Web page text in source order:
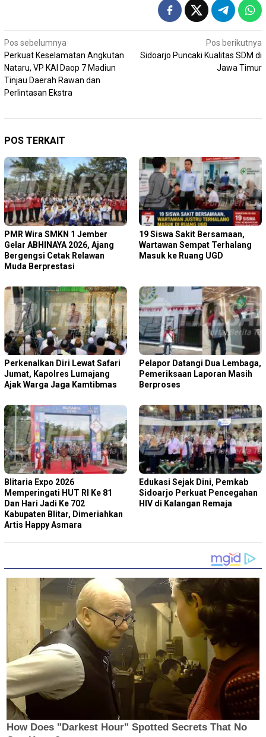
Navigasi
pos
Pos sebelumnya
Perkuat Keselamatan Angkutan
Nataru, VP KAI Daop 7 Madiun
Tinjau Daerah Rawan dan
Perlintasan Ekstra
Pos berikutnya
Sidoarjo Puncaki Kualitas SDM di
Jawa Timur
POS TERKAIT
PMR Wira SMKN 1 Jember
Gelar ABHINAYA 2026, Ajang
Bergengsi Cetak Relawan
Muda Berprestasi
19 Siswa Sakit Bersamaan,
Wartawan Sempat Terhalang
Masuk ke Ruang UGD
Perkenalkan Diri Lewat Safari
Jumat, Kapolres Lumajang
Ajak Warga Jaga Kamtibmas
Pelapor Datangi Dua Lembaga,
Pemeriksaan Laporan Masih
Berproses
Blitaria Expo 2026
Memperingati HUT RI Ke 81
Dan Hari Jadi Ke 702
Kabupaten Blitar, Dimeriahkan
Artis Happy Asmara
Edukasi Sejak Dini, Pemkab
Sidoarjo Perkuat Pencegahan
HIV di Kalangan Remaja